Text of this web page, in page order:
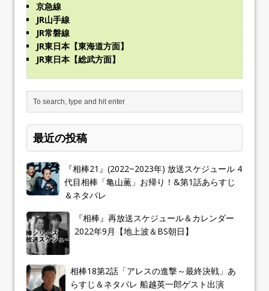
京急線
JR山手線
JR常磐線
JR東日本【東海道方面】
JR東日本【総武方面】
最近の投稿
『相棒21』(2022~2023年) 放送スケジュール 4
代目相棒「亀山薫」お帰り！&第1話あらすじ
＆ネタバレ
『相棒』再放送スケジュール＆カレンダー
2022年9月【地上波＆BS朝日】
相棒18第2話「アレスの進撃～最終決戦」あ
らすじ＆ネタバレ 船越英一郎ゲスト出演